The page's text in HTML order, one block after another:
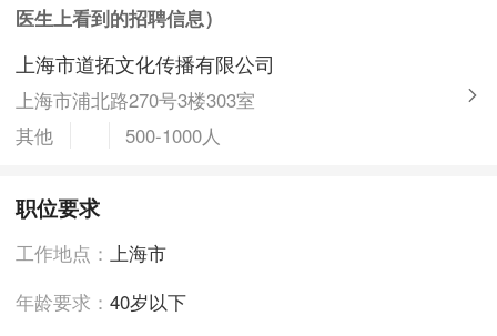
医生上看到的招聘信息）
上海市道拓文化传播有限公司
上海市浦北路270号3楼303室
其他
500-1000人
职位要求
工作地点：上海市
年龄要求：40岁以下